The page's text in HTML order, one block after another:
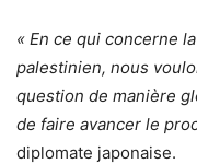
« En ce qui concerne
palestinien, nous
question de manière
de faire avancer le
diplomate japonaise.